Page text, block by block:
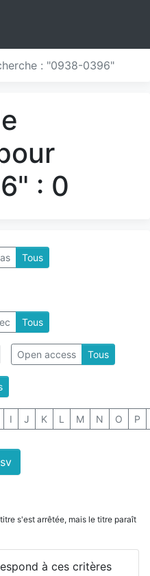
: "0938-0396"
: 0
Tous
Tous
Open access Tous
I J K L M N O P
s'est arrêtée, mais le titre paraît
à ces critères